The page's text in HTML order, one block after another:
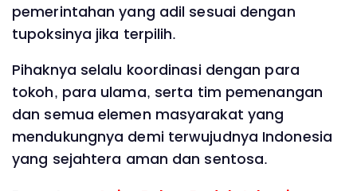
pemerintahan yang adil sesuai dengan
tupoksinya jika terpilih.
Pihaknya selalu koordinasi dengan para
tokoh, para ulama, serta tim pemenangan
dan semua elemen masyarakat yang
mendukungnya demi terwujudnya Indonesia
yang sejahtera aman dan sentosa.